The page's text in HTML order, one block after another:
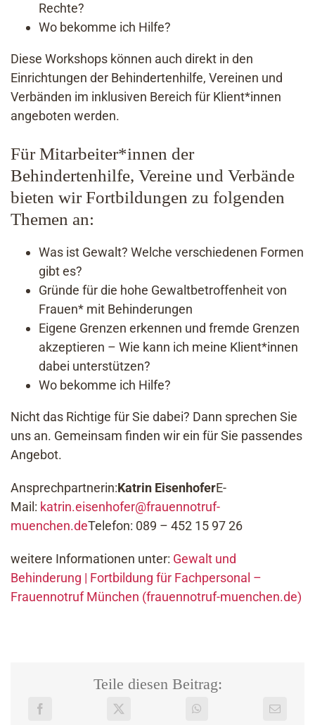
Rechte?
Wo bekomme ich Hilfe?
Diese Workshops können auch direkt in den
Einrichtungen der Behindertenhilfe, Vereinen und
Verbänden im inklusiven Bereich für Klient*innen
angeboten werden.
Für Mitarbeiter*innen der
Behindertenhilfe, Vereine und Verbände
bieten wir Fortbildungen zu folgenden
Themen an:
Was ist Gewalt? Welche verschiedenen Formen
gibt es?
Gründe für die hohe Gewaltbetroffenheit von
Frauen* mit Behinderungen
Eigene Grenzen erkennen und fremde Grenzen
akzeptieren – Wie kann ich meine Klient*innen
dabei unterstützen?
Wo bekomme ich Hilfe?
Nicht das Richtige für Sie dabei? Dann sprechen Sie
uns an. Gemeinsam finden wir ein für Sie passendes
Angebot.
Ansprechpartnerin:Katrin EisenhoferE-
Mail: katrin.eisenhofer@frauennotruf-
muenchen.deTelefon: 089 – 452 15 97 26
weitere Informationen unter: Gewalt und
Behinderung | Fortbildung für Fachpersonal –
Frauennotruf München (frauennotruf-muenchen.de)
Teile diesen Beitrag: